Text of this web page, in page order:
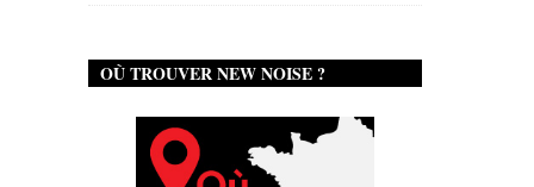
OÙ TROUVER NEW NOISE ?